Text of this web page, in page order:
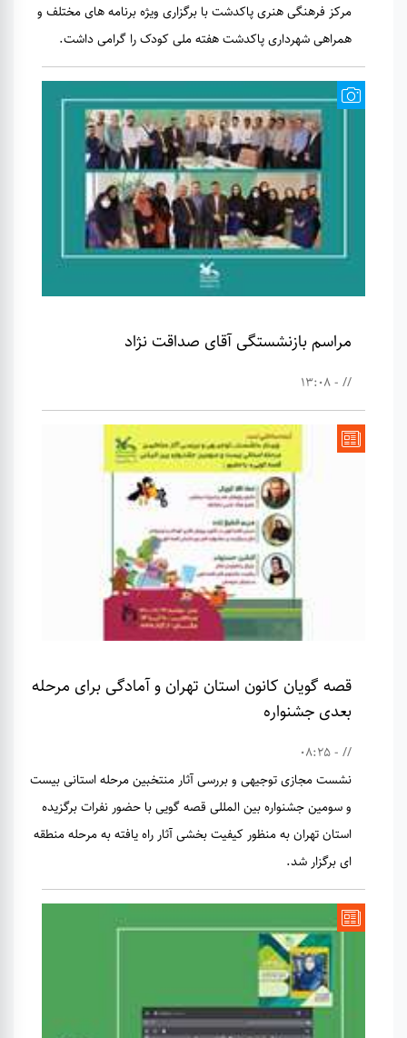
مرکز فرهنگی هنری پاکدشت با برگزاری ویژه برنامه های مختلف و
همراهی شهرداری پاکدشت هفته ملی کودک را گرامی داشت.
مراسم بازنشستگی آقای صداقت نژاد
// - 13:08
قصه گویان کانون استان تهران و آمادگی برای مرحله
بعدی جشنواره
// - 08:25
نشست مجازی توجیهی و بررسی آثار منتخبین مرحله استانی بیست
و سومین جشنواره بین المللی قصه گویی با حضور نفرات برگزیده
استان تهران به منظور کیفیت بخشی آثار راه یافته به مرحله منطقه
ای برگزار شد.